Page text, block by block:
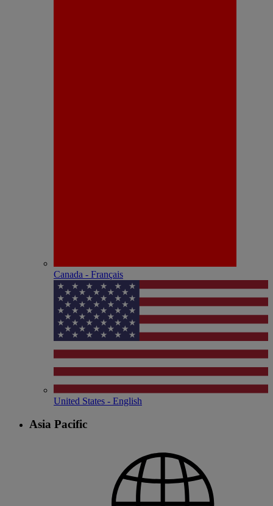
Canada - Français
United States - English
Asia Pacific